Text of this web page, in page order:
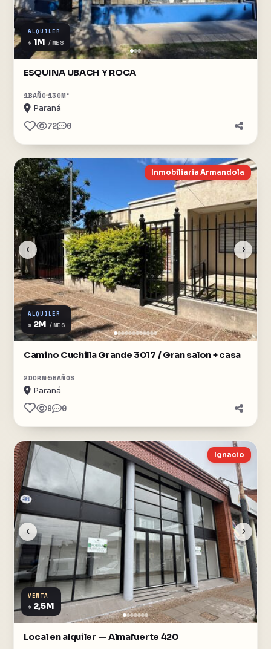
ALQUILER
$ 1M /MES
ESQUINA UBACH Y ROCA
1BAÑO 130M²
Paraná
72 0
‹ ›
Inmobiliaria Armandola
ALQUILER
$ 2M /MES
Camino Cuchilla Grande 3017 / Gran salon + casa
2DORM5BAÑOS
Paraná
9 0
‹ ›
Ignacio
VENTA
$ 2,5M
Local en alquiler — Almafuerte 420